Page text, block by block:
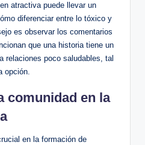
atractiva puede llevar un
‌diferenciar entre lo tóxico y
es observar los comentarios
que ‌una historia tiene un
relaciones poco ⁣saludables,‌ tal
opción.
comunidad en ⁤la
en la formación de